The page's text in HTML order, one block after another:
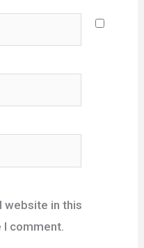
website in this
comment.